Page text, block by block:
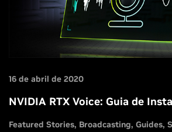
16 de abril de 2020
NVIDIA RTX Voice: Guia de
Featured Stories Broadcasting Guides